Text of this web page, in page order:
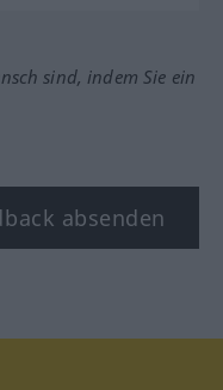
sind, indem Sie ein
absenden